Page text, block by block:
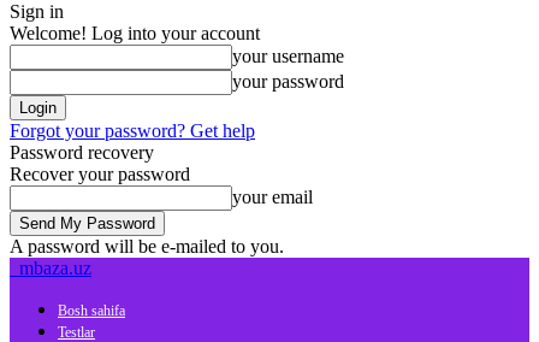
Sign in
Welcome! Log into your account
your username
your password
Forgot your password? Get help
Password recovery
Recover your password
your email
A password will be e-mailed to you.
mbaza.uz
Bosh sahifa
Testlar